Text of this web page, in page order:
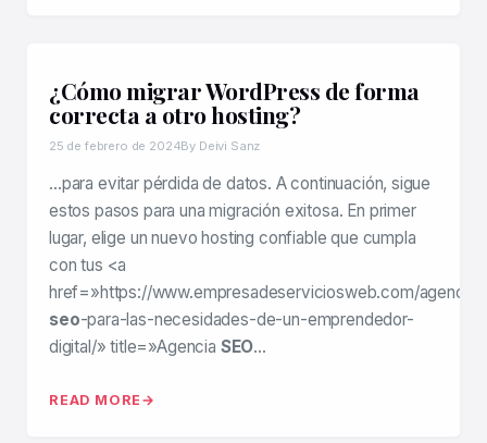
¿Cómo migrar WordPress de forma
correcta a otro hosting?
25 de febrero de 2024By Deivi Sanz
…para evitar pérdida de datos. A continuación, sigue
estos pasos para una migración exitosa. En primer
lugar, elige un nuevo hosting confiable que cumpla
con tus <a
href=»https://www.empresadeserviciosweb.com/agencia
seo-para-las-necesidades-de-un-emprendedor-
digital/» title=»Agencia SEO…
READ MORE